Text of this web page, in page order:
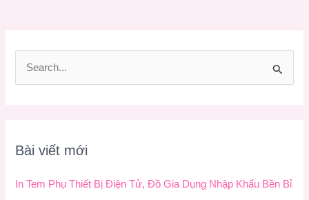
m
Bài viết mới
In Tem Phụ Thiết Bị Điện Tử, Đồ Gia Dụng Nhập Khẩu Bền Bỉ